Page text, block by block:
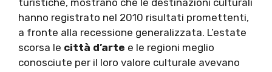
turistiche, mostrano che le destinazioni culturali
hanno registrato nel 2010 risultati promettenti,
a fronte alla recessione generalizzata. L’estate
scorsa le città d’arte e le regioni meglio
conosciute per il loro valore culturale avevano